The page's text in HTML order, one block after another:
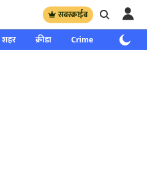
सबस्क्राईब
शहर क्रीडा Crime साप्ताहिक